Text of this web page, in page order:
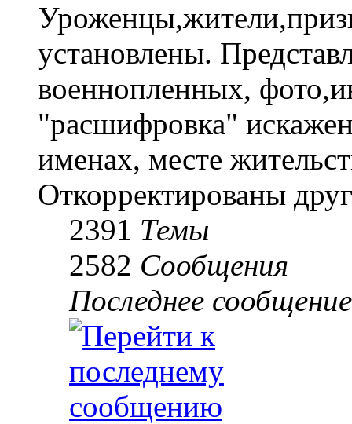
установлены.
военнопленных,
"расшифровка"
именах, месте
Откорректированы
2391 Темы
2582 Сообщения
Последнее сообщение